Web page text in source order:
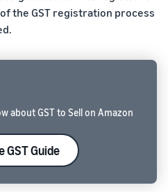
the GST registration process
about GST to Sell on Amazon
GST Guide